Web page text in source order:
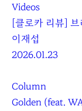
Videos
[클로카 리뷰] 브
이재섭
2026.01.23
Column
Golden (feat.